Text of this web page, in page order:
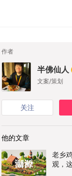
作者
半佛仙人
文案/策划
关注
他的文章
老乡
观，